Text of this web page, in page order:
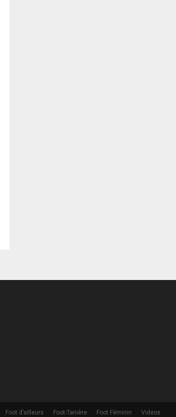
Foot d’ailleurs Foot-Tanière Foot Féminin Videos